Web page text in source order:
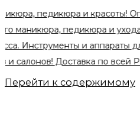
и красоты! Оптом и
педикюра и ухода за
и аппараты для
Доставка по всей России.
Перейти к содержимому